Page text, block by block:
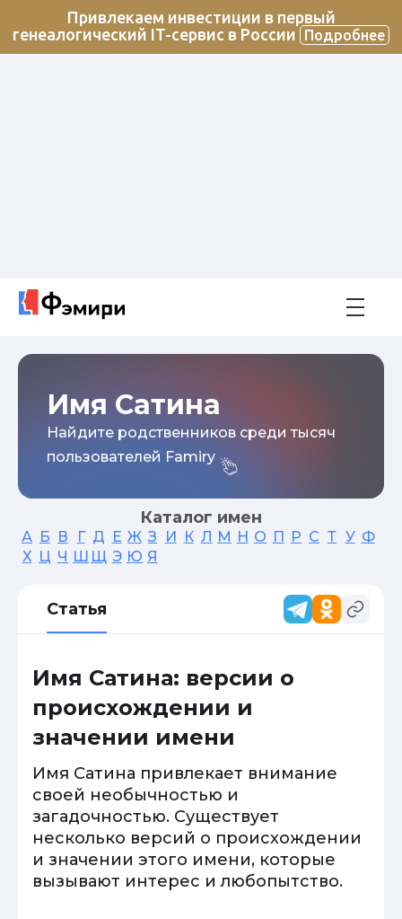
Привлекаем инвестиции в первый
генеалогический IT-сервис в России
Подробнее
Имя Сатина
Найдите родственников среди тысяч
пользователей Famiry
Каталог имен
А Б В Г Д Е Ж З И К Л М Н О П Р С Т У Ф
Х Ц Ч Ш Щ Э Ю Я
Статья
Имя Сатина: версии о
происхождении и
значении имени
Имя Сатина привлекает внимание
своей необычностью и
загадочностью. Существует
несколько версий о происхождении
и значении этого имени, которые
вызывают интерес и любопытство.